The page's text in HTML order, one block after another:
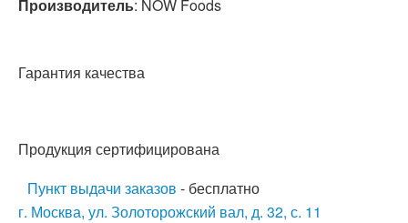
Производитель: NOW Foods
Гарантия качества
Продукция сертифицирована
Пункт выдачи заказов - бесплатно
г. Москва, ул. Золоторожский вал, д. 32, с. 11